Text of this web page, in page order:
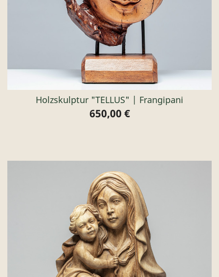
Holzskulptur "TELLUS" | Frangipani
Preis
650,00 €